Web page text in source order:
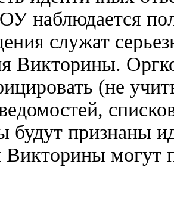
наблюдается
служат
Викторины.
(не
будут признаны
Викторины могут